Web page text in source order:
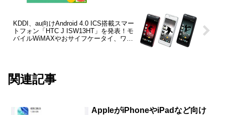
KDDI、au向けAndroid 4.0 ICS搭載スマー
トフォン「HTC J ISW13HT」を発表！モ
バイルWiMAXやおサイフケータイ、ワン
関連記事
AppleがiPhoneやiPadなど向け